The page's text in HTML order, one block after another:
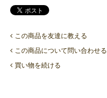
この商品を友達に教える
この商品について問い合わせる
買い物を続ける